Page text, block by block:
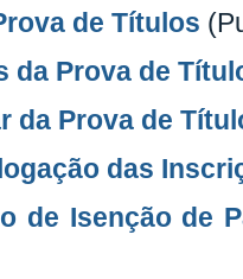
de Títulos
da Prova de
da Prova de
das
de Isenção de